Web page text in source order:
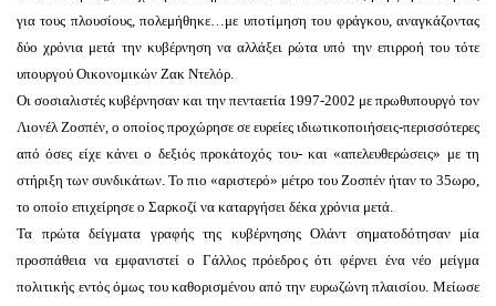
για τους πλουσίους, πολεμήθηκε…με υποτίμηση του φράγκου, αναγκάζοντας
δύο χρόνια μετά την κυβέρνηση να αλλάξει ρώτα υπό την επιρροή του τότε
υπουργού Οικονομικών Ζακ Ντελόρ.
Οι σοσιαλιστές κυβέρνησαν και την πενταετία 1997-2002 με πρωθυπουργό τον
Λιονέλ Ζοσπέν, ο οποίος προχώρησε σε ευρείες ιδιωτικοποιήσεις-περισσότερες
από όσες είχε κάνει ο δεξιός προκάτοχός του- και «απελευθερώσεις» με τη
στήριξη των συνδικάτων. Το πιο «αριστερό» μέτρο του Ζοσπέν ήταν το 35ωρο,
το οποίο επιχείρησε ο Σαρκοζί να καταργήσει δέκα χρόνια μετά.
Τα πρώτα δείγματα γραφής της κυβέρνησης Ολάντ σηματοδότησαν μία
προσπάθεια να εμφανιστεί ο Γάλλος πρόεδρος ότι φέρνει ένα νέο μείγμα
πολιτικής εντός όμως του καθορισμένου από την ευρωζώνη πλαισίου. Μείωσε